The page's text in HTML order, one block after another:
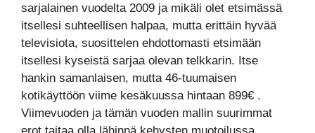
sarjalainen vuodelta 2009 ja mikäli olet etsimässä
itsellesi suhteellisen halpaa, mutta erittäin hyvää
televisiota, suosittelen ehdottomasti etsimään
itsellesi kyseistä sarjaa olevan telkkarin. Itse
hankin samanlaisen, mutta 46-tuumaisen
kotikäyttöön viime kesäkuussa hintaan 899€ .
Viimevuoden ja tämän vuoden mallin suurimmat